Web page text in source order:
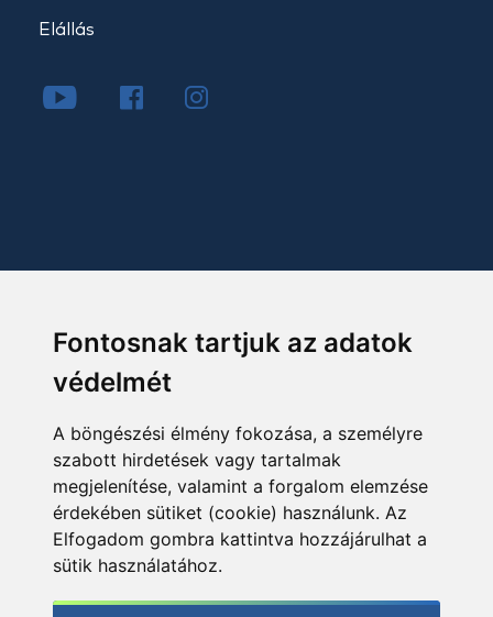
Fontosnak tartjuk az adatok
védelmét
A böngészési élmény fokozása, a személyre
szabott hirdetések vagy tartalmak
megjelenítése, valamint a forgalom elemzése
érdekében sütiket (cookie) használunk. Az
Elfogadom gombra kattintva hozzájárulhat a
sütik használatához.
Elállás